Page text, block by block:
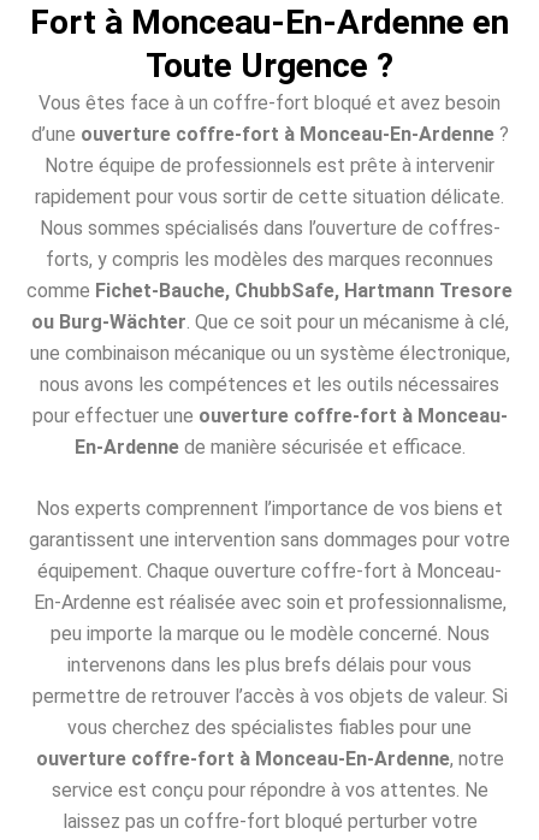
Fort à Monceau-En-Ardenne en
Toute Urgence ?
Vous êtes face à un coffre-fort bloqué et avez besoin
d’une ouverture coffre-fort à Monceau-En-Ardenne?
Notre équipe de professionnels est prête à intervenir
rapidement pour vous sortir de cette situation délicate.
Nous sommes spécialisés dans l’ouverture de coffres-
forts, y compris les modèles des marques reconnues
comme Fichet-Bauche, ChubbSafe, Hartmann Tresore
ou Burg-Wächter . Que ce soit pour un mécanisme à clé,
une combinaison mécanique ou un système électronique,
nous avons les compétences et les outils nécessaires
pour effectuer une ouverture coffre-fort à Monceau-
En-Ardennede manière sécurisée et efficace.
Nos experts comprennent l’importance de vos biens et
garantissent une intervention sans dommages pour votre
équipement. Chaque ouverture coffre-fort à Monceau-
En-Ardenne est réalisée avec soin et professionnalisme,
peu importe la marque ou le modèle concerné. Nous
intervenons dans les plus brefs délais pour vous
permettre de retrouver l’accès à vos objets de valeur. Si
vous cherchez des spécialistes fiables pour une
ouverture coffre-fort à Monceau-En-Ardenne, notre
service est conçu pour répondre à vos attentes. Ne
laissez pas un coffre-fort bloqué perturber votre